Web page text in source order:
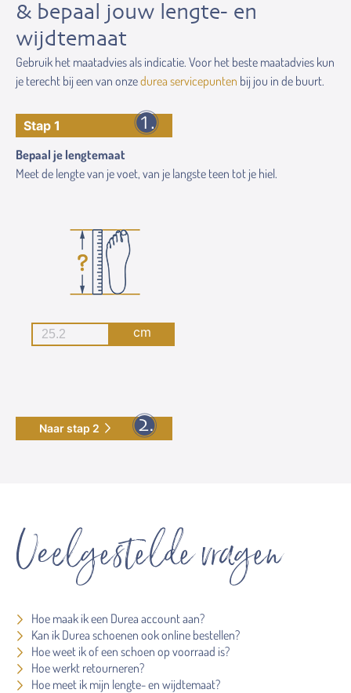
& bepaal jouw lengte- en
wijdtemaat
Gebruik het maatadvies als indicatie. Voor het beste maatadvies kun
je terecht bij een van onzedurea servicepunten bij jou in de buurt.
Stap 1
Bepaal je lengtemaat
Meet de lengte van je voet, van je langste teen tot je hiel.
cm
Naar stap 2
Veelgestelde vragen
Hoe maak ik een Durea account aan?
Kan ik Durea schoenen ook online bestellen?
Hoe weet ik of een schoen op voorraad is?
Hoe werkt retourneren?
Hoe meet ik mijn lengte- en wijdtemaat?